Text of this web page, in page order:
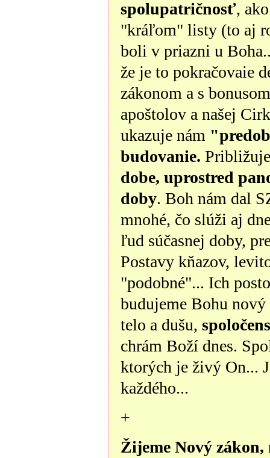
spolupatričnosť,
"kráľom" listy (to aj
boli v priazni u
že je to pokračovaie
zákonom a s
apoštolov a našej
ukazuje nám
budovanie.
dobe, uprostred
doby. Boh nám dal
mnohé, čo slúži aj
ľud súčasnej doby,
Postavy kňazov,
"podobné"... Ich
budujeme Bohu
telo a dušu,
chrám Boží dnes.
ktorých je živý On...
každého...
+
Žijeme Nový